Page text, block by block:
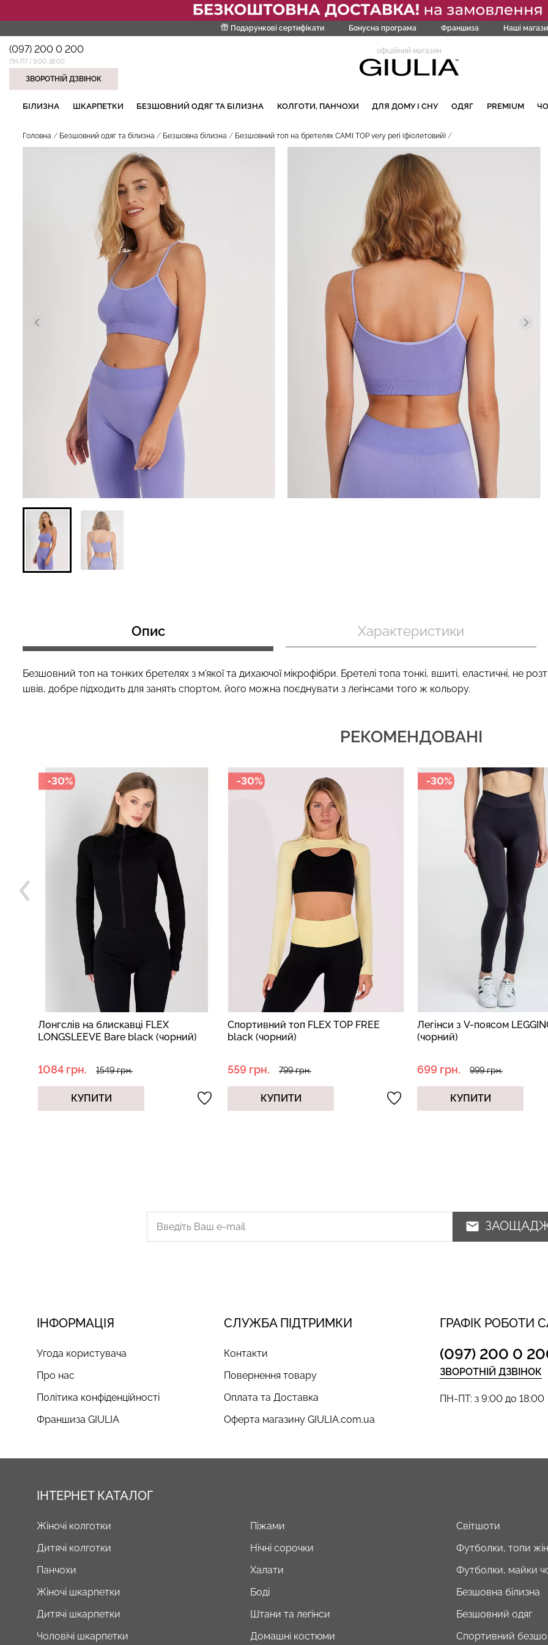
Подарункові сертифікати Бонусна програма Франшиза Наші
(097) 200 0 200
ПН-ПТ | 9:00-18:00
ЗВОРОТНІЙ ДЗВІНОК
офіційний магазин
БІЛИЗНА ШКАРПЕТКИ БЕЗШОВНИЙ ОДЯГ ТА БІЛИЗНА КОЛГОТИ, ПАНЧОХИ ДЛЯ ДОМУ І СНУ ОДЯГ PREMIUM
Головна Безшовний одяг та білизна Безшовна білизна Безшовний топ на бретелях CAMI TOP very peri (фіолетовий)
Опис Характеристики
Безшовний топ на тонких бретелях з м'якої та дихаючої мікрофібри. Бретелі топа тонкі, вшиті, еластичні, не
швів, добре підходить для занять спортом, його можна поєднувати з легінсами того ж кольору.
РЕКОМЕНДОВАНІ
-30%
Лонгслів на блискавці FLEX
LONGSLEEVE Bare black (чорний)
1084 грн. 1549 грн.
КУПИТИ
-30%
Спортивний топ FLEX TOP FREE
black (чорний)
559 грн. 799 грн.
КУПИТИ
-30%
Легінси з V-поясом
(чорний)
699 грн. 999 грн.
КУПИТИ
ІНФОРМАЦІЯ
Угода користувача
Про нас
Політика конфіденційності
Франшиза GIULIA
СЛУЖБА ПІДТРИМКИ
Контакти
Повернення товару
Оплата та Доставка
Оферта магазину GIULIA.com.ua
ГРАФІК РОБОТИ
(097) 200 0
ЗВОРОТНІЙ ДЗВІНОК
ПН-ПТ: з 9:00 до 18:00
ІНТЕРНЕТ КАТАЛОГ
Жіночі колготки
Дитячі колготки
Панчохи
Жіночі шкарпетки
Дитячі шкарпетки
Чоловічі шкарпетки
Піжами
Нічні сорочки
Халати
Боді
Штани та легінси
Домашні костюми
Світшоти
Футболки, топи
Футболки, майки
Безшовна білизна
Безшовний одяг
Спортивний
НАШІ ТРЕНДОВІ ТОВАРИ
Безшовні легінси з
мікрофібри LEGGINGS 02
(чорний) Giulia
552 грн.789 грн.
Велосипедки з високою
талією TRACKS 01 (чорний)
Giulia
Безшовні легінси LEGGINGS
(чорний) Giulia
482 грн.
Безшовні
легкою
Giulia
299 грн.499 грн.
454 грн.649 грн.
Giulia
299 грн.499 грн. 279 грн.399